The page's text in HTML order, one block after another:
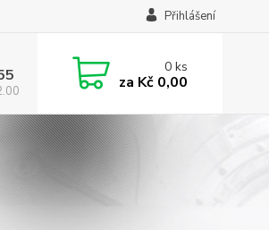
Přihlášení
0ks
za Kč 0,00